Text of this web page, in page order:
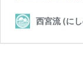
西宮流 (に